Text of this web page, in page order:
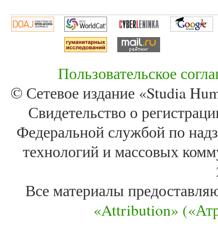
Пользовательское
© Сетевое издание «Studia
Свидетельство о
Федеральной службой по
технологий и массовых
Все материалы
«Attribution»